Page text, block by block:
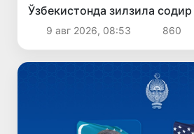
Ўзбекистонда зилзила
9 авг 2026, 08:53 860